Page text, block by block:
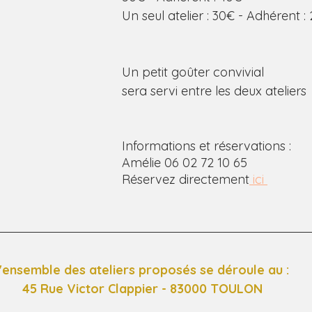
Un seul atelier : 30€ - Adhérent :
Un petit goûter convivial
sera servi entre les deux ateliers
Informations et réservations :
Amélie 06 02 72 10 65
Réservez directement ici
des ateliers proposés se déroule au :
45 Rue Victor Clappier - 83000 TOULON